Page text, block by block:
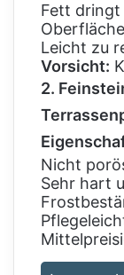
Fett dringt
Leicht zu
Vorsicht:
2.
Nicht
Sehr hart